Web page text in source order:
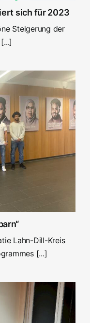
sich für 2023
Steigerung der
Lahn-Dill-Kreis
[...]